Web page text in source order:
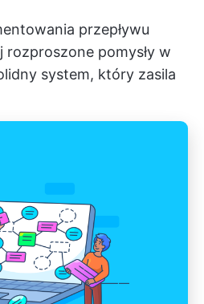
przepływu
rozproszone pomysły w
system, który zasila